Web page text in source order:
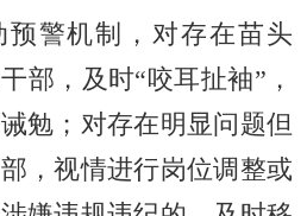
预警机制，对存在苗头
部，及时“咬耳扯袖”，
勉；对存在明显问题但
，视情进行岗位调整或